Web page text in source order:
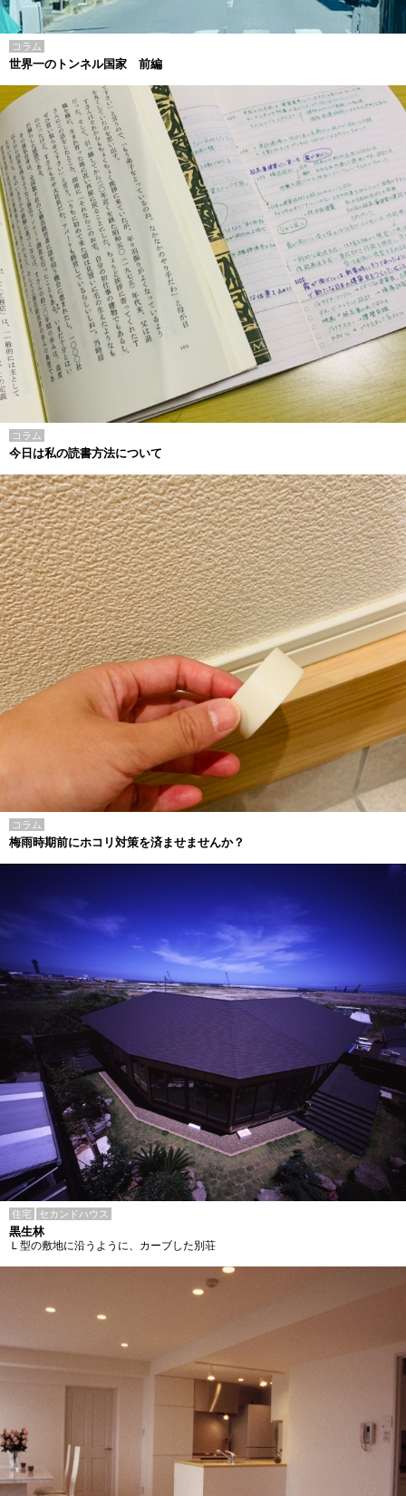
コラム
世界一のトンネル国家 前編
コラム
今日は私の読書方法について
コラム
梅雨時期前にホコリ対策を済ませませんか？
住宅 セカンドハウス
黒生林
Ｌ型の敷地に沿うように、カーブした別荘